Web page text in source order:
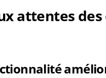
attentes